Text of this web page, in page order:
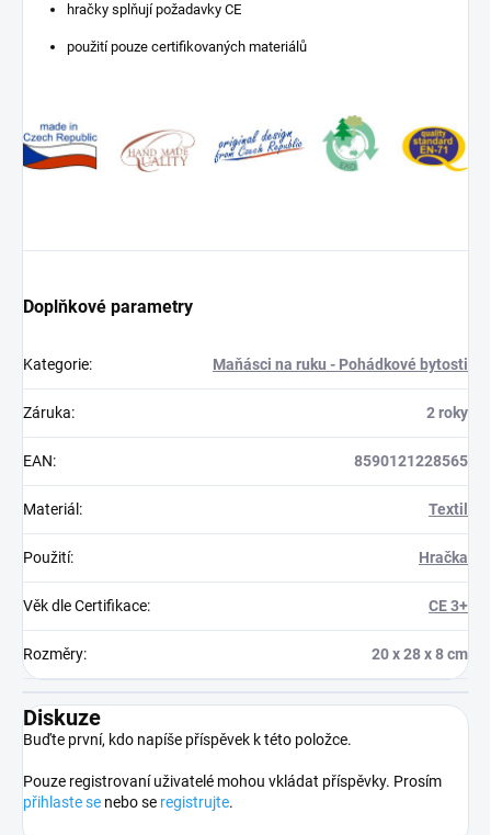
hračky splňují požadavky CE
použití pouze certifikovaných materiálů
Doplňkové parametry
Kategorie: Maňásci na ruku - Pohádkové bytosti
Záruka: 2 roky
EAN: 8590121228565
Materiál : Textil
Použití: Hračka
Věk dle Certifikace: CE 3+
Rozměry: 20 x 28 x 8 cm
Diskuze
Buďte první, kdo napíše příspěvek k této položce.
Pouze registrovaní uživatelé mohou vkládat příspěvky. Prosím
přihlaste se nebo se registrujte.